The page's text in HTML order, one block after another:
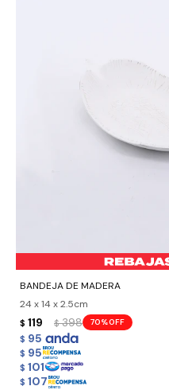
BANDEJA DE MADERA
24 x 14 x 2.5cm
$ 119 $ 398 70
$ 95
$ 95
$ 101
$ 107
- +